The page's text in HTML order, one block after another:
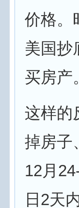
价格。
美国抄
买房产
这样的
掉房子
12月
日2天